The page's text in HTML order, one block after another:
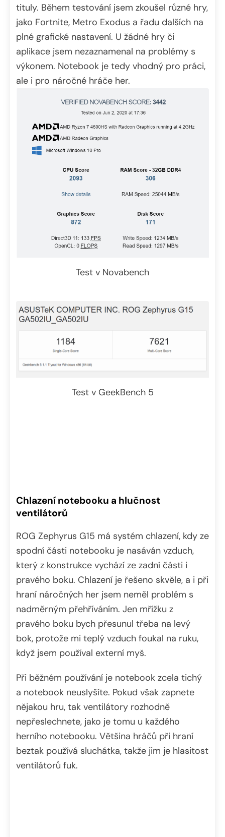
tituly. Během testování jsem zkoušel různé hry,
jako Fortnite, Metro Exodus a řadu dalších na
plné grafické nastavení. U žádné hry či
aplikace jsem nezaznamenal na problémy s
výkonem. Notebook je tedy vhodný pro práci,
ale i pro náročné hráče her.
Test v Novabench
Test v GeekBench 5
Chlazení notebooku a hlučnost
ventilátorů
ROG Zephyrus G15 má systém chlazení, kdy ze
spodní části notebooku je nasáván vzduch,
který z konstrukce vychází ze zadní části i
pravého boku. Chlazení je řešeno skvěle, a i při
hraní náročných her jsem neměl problém s
nadměrným přehříváním. Jen mřížku z
pravého boku bych přesunul třeba na levý
bok, protože mi teplý vzduch foukal na ruku,
když jsem používal externí myš.
Při běžném používání je notebook zcela tichý
a notebook neuslyšíte. Pokud však zapnete
nějakou hru, tak ventilátory rozhodně
nepřeslechnete, jako je tomu u každého
herního notebooku. Většina hráčů při hraní
beztak používá sluchátka, takže jim je hlasitost
ventilátorů fuk.